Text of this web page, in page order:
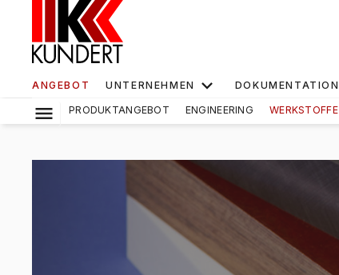
ANGEBOT
PRODUKTANGEBOT ENGINEERING WERKSTOFFE
UNTERNEHMEN DOKUMENTATION